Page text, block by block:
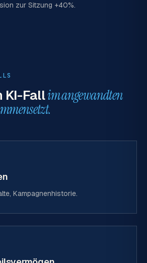
zur Sitzung +40%.
KI-Fallim angewandten
Kampagnenhistorie.